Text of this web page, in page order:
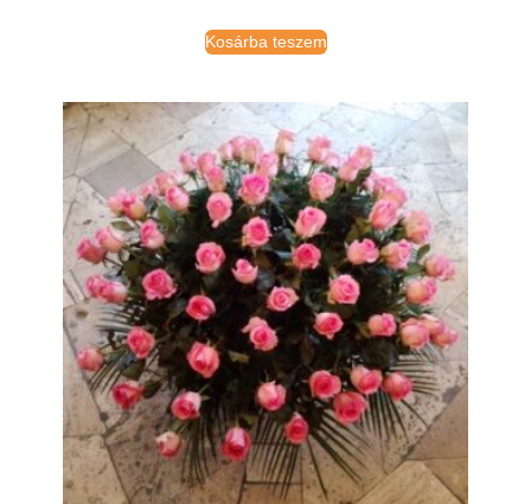
Kosárba teszem